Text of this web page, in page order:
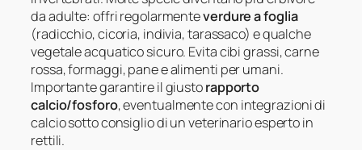
da adulte: offri regolarmenteverdure a foglia
(radicchio, cicoria, indivia, tarassaco) e qualche
vegetale acquatico sicuro. Evita cibi grassi, carne
rossa, formaggi, pane e alimenti per umani.
Importante garantire il giustorapporto
calcio/fosforo, eventualmente con integrazioni di
calcio sotto consiglio di un veterinario esperto in
rettili.